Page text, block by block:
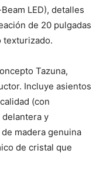
LED), detalles
de 20 pulgadas
texturizado.
Tazuna,
Incluye asientos
(con
y
madera genuina
de cristal que